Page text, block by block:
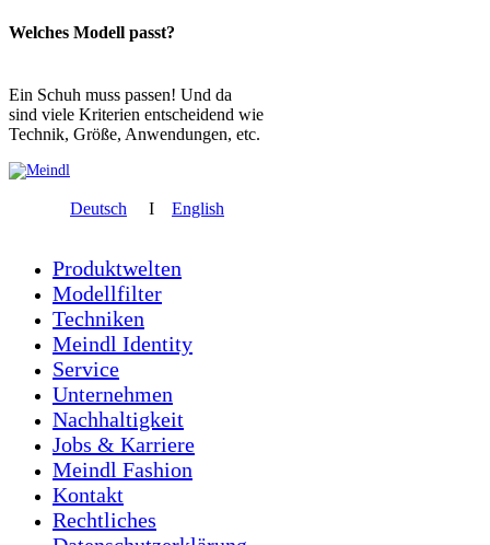
Welches Modell passt?
Ein Schuh muss passen! Und da
sind viele Kriterien entscheidend wie
Technik, Größe, Anwendungen, etc.
Deutsch I English
Produktwelten
Modellfilter
Techniken
Meindl Identity
Service
Unternehmen
Nachhaltigkeit
Jobs & Karriere
Meindl Fashion
Kontakt
Rechtliches